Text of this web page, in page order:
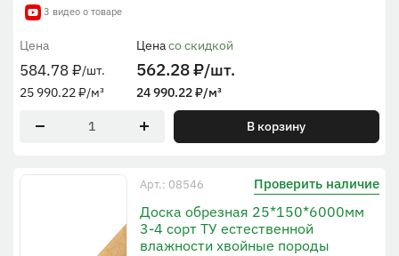
3 видео о товаре
Цена
584.78₽/шт.
25 990.22₽/м³
Ценасо скидкой
562.28₽/шт.
24 990.22₽/м³
В корзину
Арт.: 08546 Проверить наличие
Доска обрезная 25*150*6000мм
3-4 сорт ТУ естественной
влажности хвойные породы